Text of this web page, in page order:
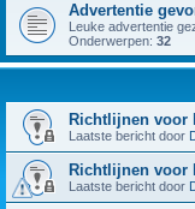
Advertentie
Leuke advertentie
Onderwerpen: 32
Richtlijnen voor
Laatste bericht door
Richtlijnen voor
Laatste bericht door